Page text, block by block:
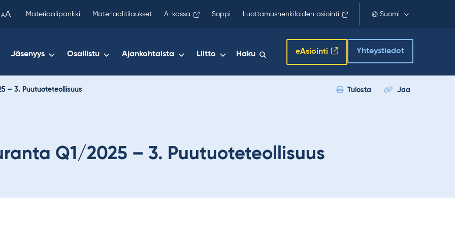
AA Materiaalipankki Materiaalitilaukset A-kassa Soppi Luottamushenkilöiden asiointi Suomi
Jäsenyys Osallistu Ajankohtaista Liitto Haku eAsiointi Yhteystiedot
– 3. Puutuoteteollisuus Tulosta Jaa
Q1/2025 – 3. Puutuoteteollisuus
copied
your
clipboard.)